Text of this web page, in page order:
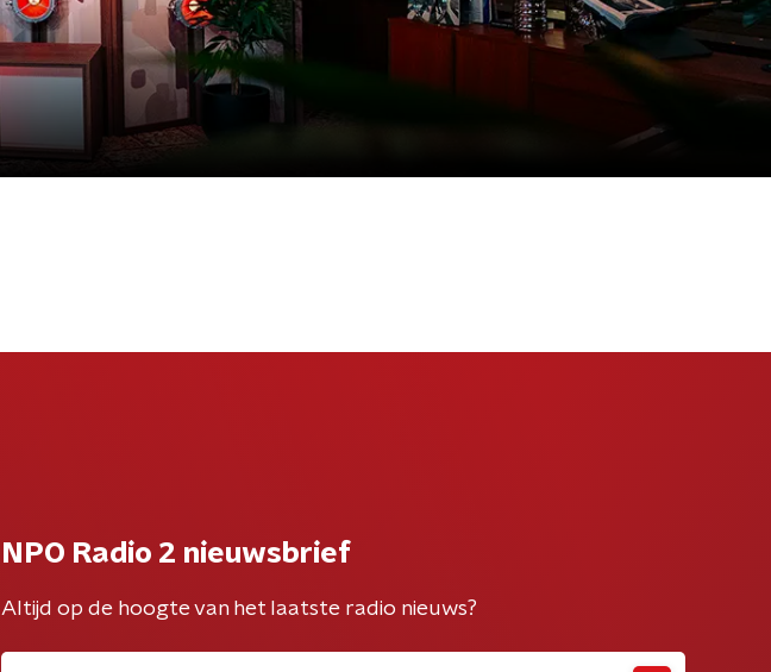
NPO Radio 2 nieuwsbrief
Altijd op de hoogte van het laatste radio nieuws?